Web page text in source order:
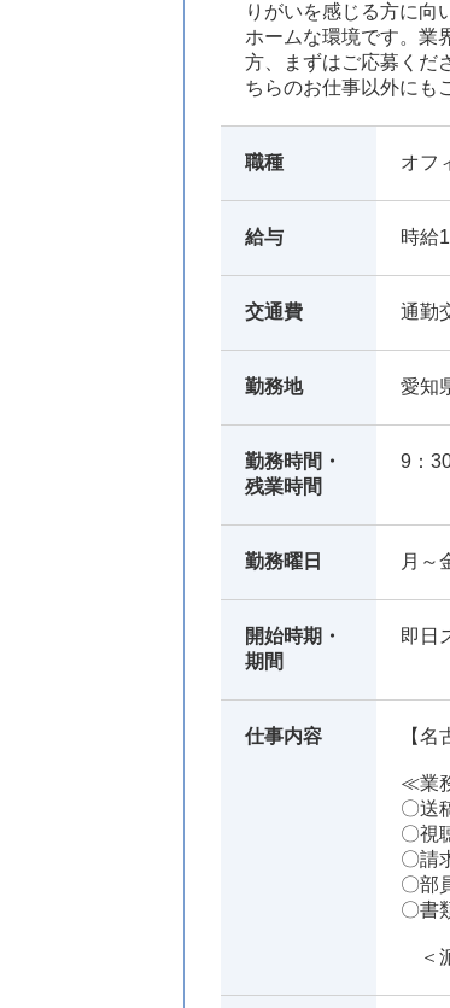
りがいを感じる方に向
ホームな環境です。業
方、まずはご応募く
ちらのお仕事以外にも
職種 オフ
給与 時給
交通費 通勤
勤務地 愛知
勤務時間・
残業時間
9：
勤務曜日 月～
開始時期・
期間
即日
仕事内容 【
≪業
〇送
〇視
〇請
〇部
〇書
＜